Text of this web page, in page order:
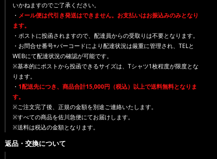
いかねますのでご了承ください。
・ メール便は代引き発送はできません。お支払いはお振込みのみとなり
ます。
・ポストに投函されますので、配達員からの受取りは不要となります。
・お問合せ番号+バーコードにより配達状況は厳重に管理され、TELと
WEBにて配達状況の確認が可能です。
※基本的にポストから投函できるサイズは、Tシャツ1枚程度が限度とな
ります。
・ 1配送先につき、商品合計15,000円（税込）以上で送料無料となりま
す。
※ご注文完了後、正規の金額を別途ご連絡いたします。
※すべての商品を佐川急便にてお届けします。
※送料は税込の金額となります。
返品・交換について